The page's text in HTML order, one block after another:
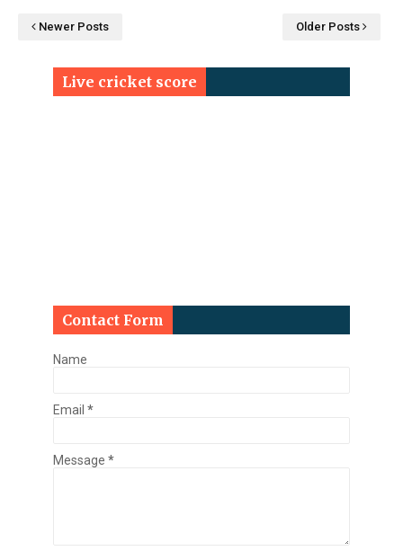
Newer Posts Older Posts
Live cricket score
Contact Form
Name
Email *
Message *